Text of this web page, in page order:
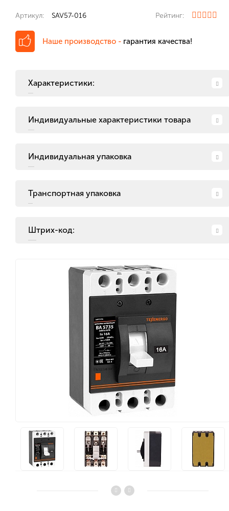
Артикул: SAV57-016 Рейтинг:
Наше производство - гарантия качества!
Характеристики:
Индивидуальные характеристики товара
Индивидуальная упаковка
Транспортная упаковка
Штрих-код: